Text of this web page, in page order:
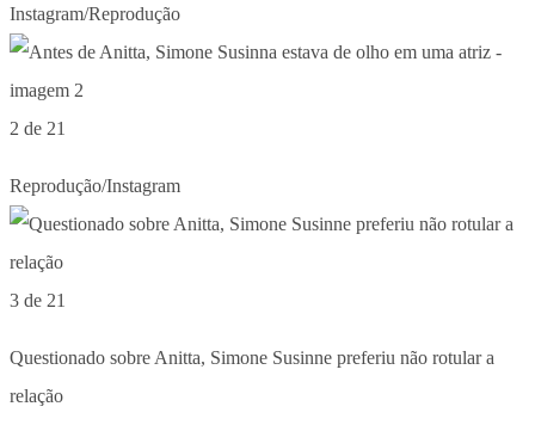
Instagram/Reprodução
2 de 21
Reprodução/Instagram
3 de 21
Questionado sobre Anitta, Simone Susinne preferiu não rotular a
relação